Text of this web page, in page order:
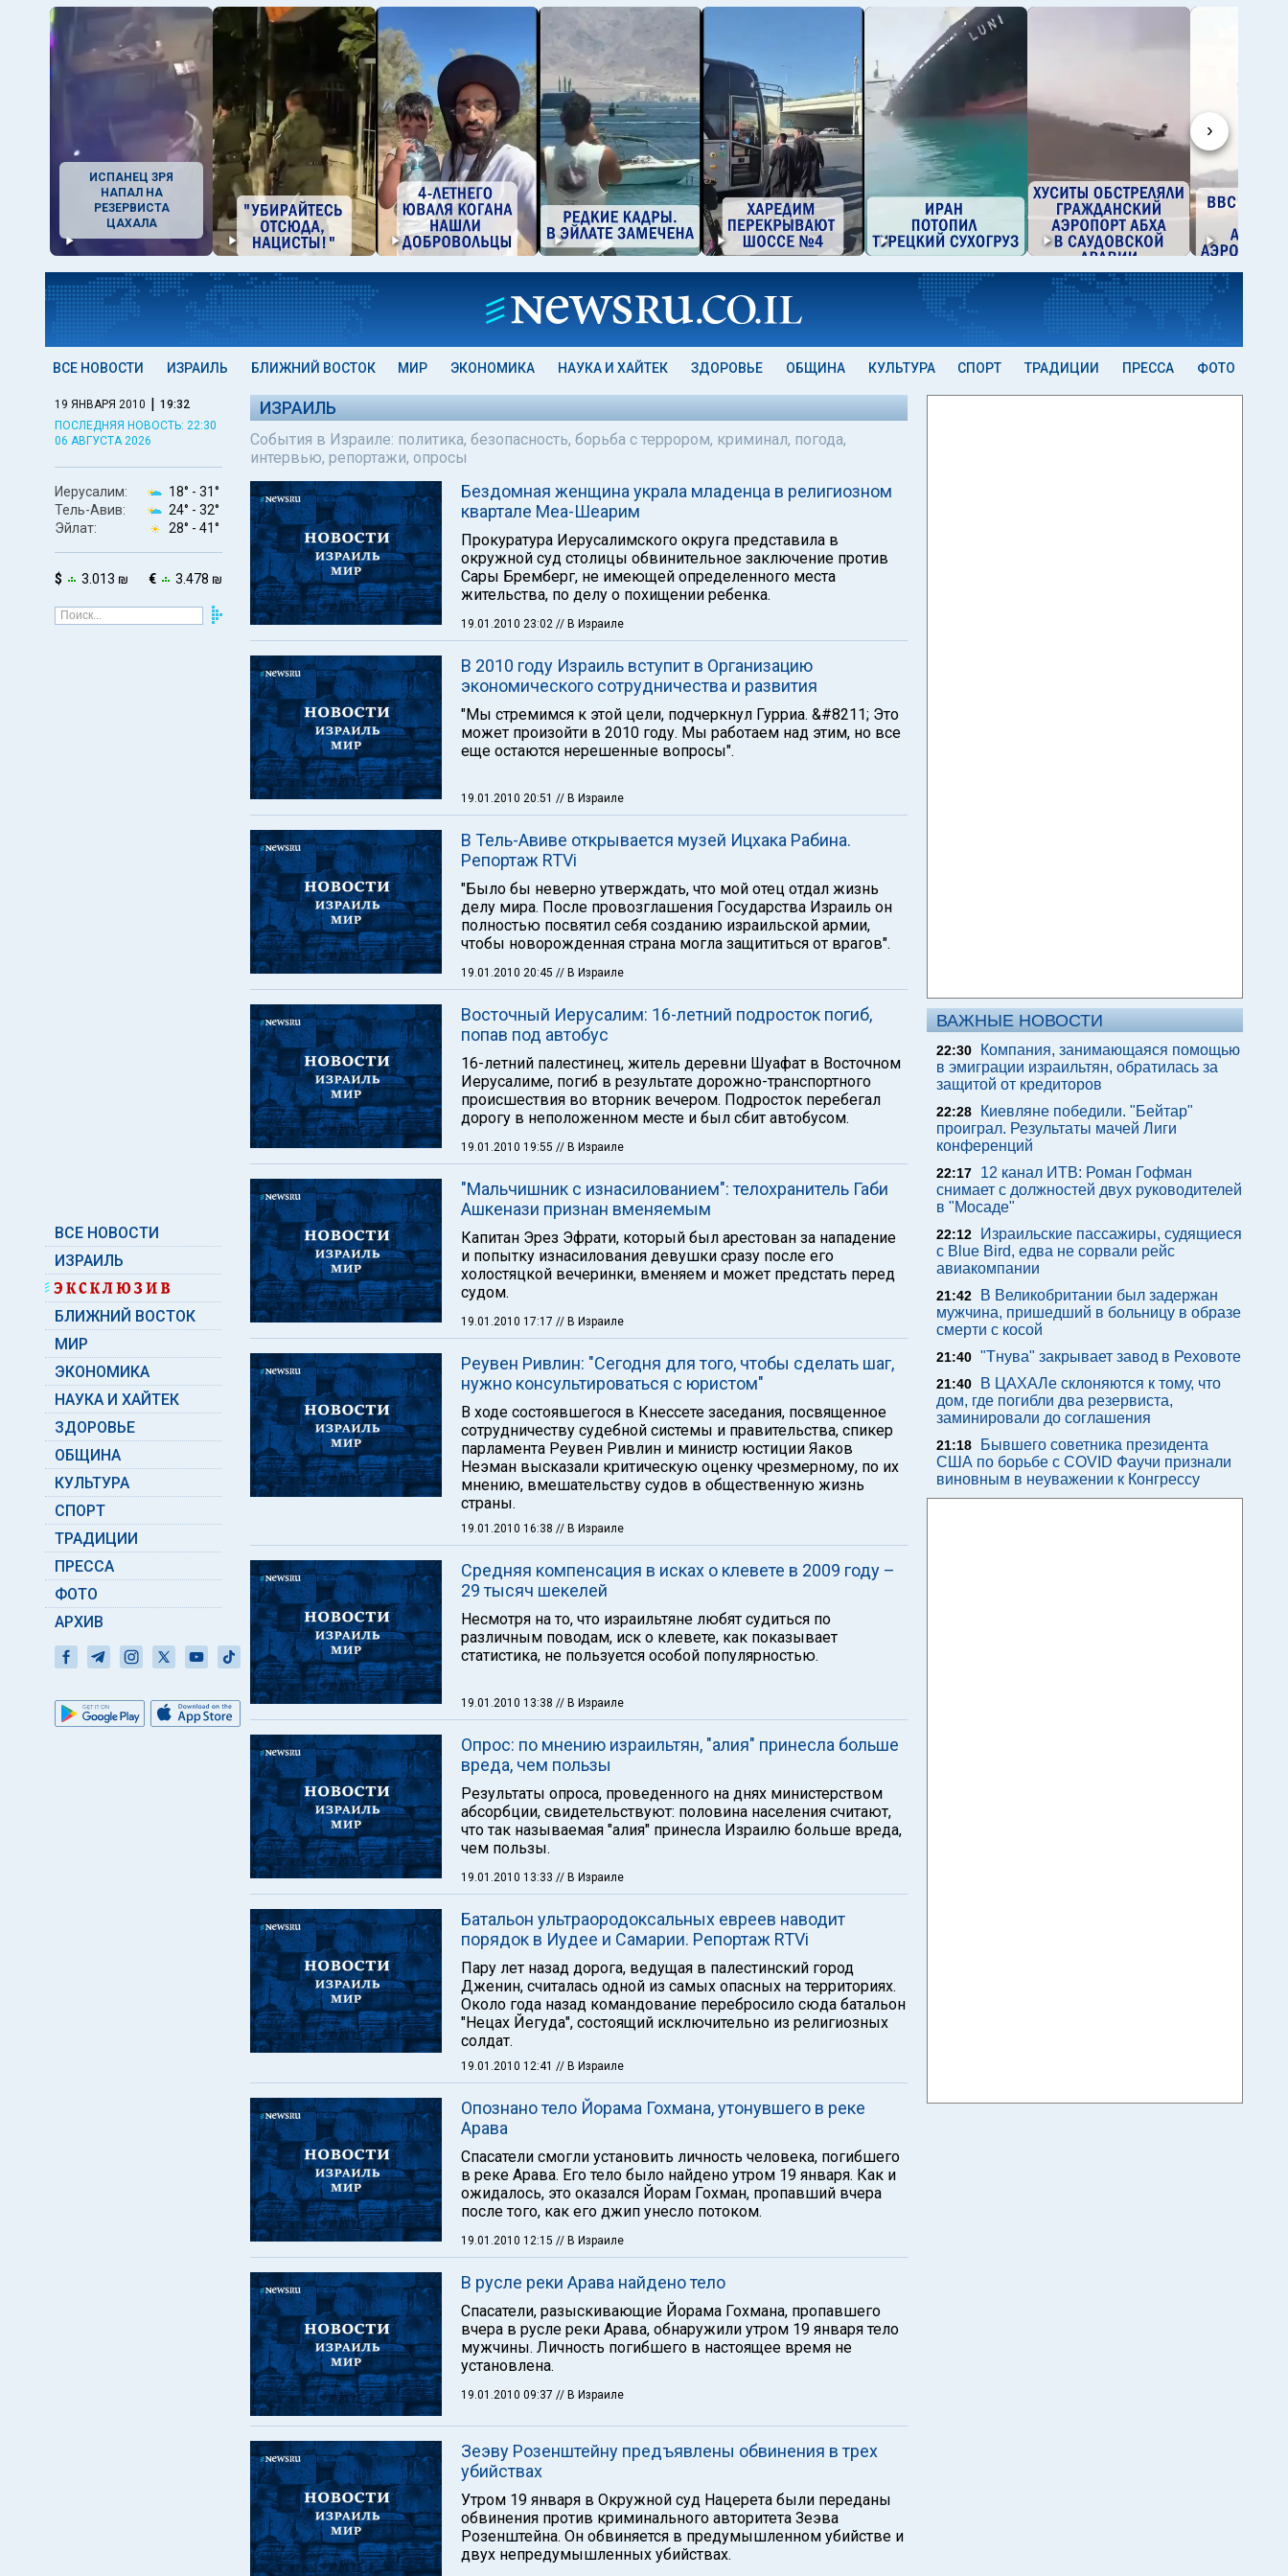
›
ИСПАНЕЦ ЗРЯ
НАПАЛ НА
РЕЗЕРВИСТА
ЦАХАЛА
ВСЕ НОВОСТИ ИЗРАИЛЬ БЛИЖНИЙ ВОСТОК МИР ЭКОНОМИКА НАУКА И ХАЙТЕК ЗДОРОВЬЕ ОБЩИНА КУЛЬТУРА СПОРТ ТРАДИЦИИ ПРЕССА ФОТО
19 ЯНВАРЯ 2010 | 19:32
ПОСЛЕДНЯЯ НОВОСТЬ: 22:30
06 АВГУСТА 2026
Иерусалим: 18° - 31°
Тель-Авив:
24° - 32°
Эйлат:
28° - 41°
$ 3.013 ₪ € 3.478 ₪
ВСЕ НОВОСТИ
ИЗРАИЛЬ
БЛИЖНИЙ ВОСТОК
МИР
ЭКОНОМИКА
НАУКА И ХАЙТЕК
ЗДОРОВЬЕ
ОБЩИНА
КУЛЬТУРА
СПОРТ
ТРАДИЦИИ
ПРЕССА
ФОТО
АРХИВ
ИЗРАИЛЬ
События в Израиле: политика, безопасность, борьба с террором, криминал, погода,
интервью, репортажи, опросы
Бездомная женщина украла младенца в религиозном
квартале Меа-Шеарим
Прокуратура Иерусалимского округа представила в
окружной суд столицы обвинительное заключение против
Сары Бремберг, не имеющей определенного места
жительства, по делу о похищении ребенка.
19.01.2010 23:02 // В Израиле
В 2010 году Израиль вступит в Организацию
экономического сотрудничества и развития
"Мы стремимся к этой цели, подчеркнул Гурриа. &#8211; Это
может произойти в 2010 году. Мы работаем над этим, но все
еще остаются нерешенные вопросы".
19.01.2010 20:51 // В Израиле
В Тель-Авиве открывается музей Ицхака Рабина.
Репортаж RTVi
"Было бы неверно утверждать, что мой отец отдал жизнь
делу мира. После провозглашения Государства Израиль он
полностью посвятил себя созданию израильской армии,
чтобы новорожденная страна могла защититься от врагов".
19.01.2010 20:45 // В Израиле
Восточный Иерусалим: 16-летний подросток погиб,
попав под автобус
16-летний палестинец, житель деревни Шуафат в Восточном
Иерусалиме, погиб в результате дорожно-транспортного
происшествия во вторник вечером. Подросток перебегал
дорогу в неположенном месте и был сбит автобусом.
19.01.2010 19:55 // В Израиле
"Мальчишник с изнасилованием": телохранитель Габи
Ашкенази признан вменяемым
Капитан Эрез Эфрати, который был арестован за нападение
и попытку изнасилования девушки сразу после его
холостяцкой вечеринки, вменяем и может предстать перед
судом.
19.01.2010 17:17 // В Израиле
Реувен Ривлин: "Сегодня для того, чтобы сделать шаг,
нужно консультироваться с юристом"
В ходе состоявшегося в Кнессете заседания, посвященное
сотрудничеству судебной системы и правительства, спикер
парламента Реувен Ривлин и министр юстиции Яаков
Неэман высказали критическую оценку чрезмерному, по их
мнению, вмешательству судов в общественную жизнь
страны.
19.01.2010 16:38 // В Израиле
Средняя компенсация в исках о клевете в 2009 году –
29 тысяч шекелей
Несмотря на то, что израильтяне любят судиться по
различным поводам, иск о клевете, как показывает
статистика, не пользуется особой популярностью.
19.01.2010 13:38 // В Израиле
Опрос: по мнению израильтян, "алия" принесла больше
вреда, чем пользы
Результаты опроса, проведенного на днях министерством
абсорбции, свидетельствуют: половина населения считают,
что так называемая "алия" принесла Израилю больше вреда,
чем пользы.
19.01.2010 13:33 // В Израиле
Батальон ультраородоксальных евреев наводит
порядок в Иудее и Самарии. Репортаж RTVi
Пару лет назад дорога, ведущая в палестинский город
Дженин, считалась одной из самых опасных на территориях.
Около года назад командование перебросило сюда батальон
"Нецах Йегуда", состоящий исключительно из религиозных
солдат.
19.01.2010 12:41 // В Израиле
Опознано тело Йорама Гохмана, утонувшего в реке
Арава
Спасатели смогли установить личность человека, погибшего
в реке Арава. Его тело было найдено утром 19 января. Как и
ожидалось, это оказался Йорам Гохман, пропавший вчера
после того, как его джип унесло потоком.
19.01.2010 12:15 // В Израиле
В русле реки Арава найдено тело
Спасатели, разыскивающие Йорама Гохмана, пропавшего
вчера в русле реки Арава, обнаружили утром 19 января тело
мужчины. Личность погибшего в настоящее время не
установлена.
19.01.2010 09:37 // В Израиле
Зеэву Розенштейну предъявлены обвинения в трех
убийствах
Утром 19 января в Окружной суд Нацерета были переданы
обвинения против криминального авторитета Зеэва
Розенштейна. Он обвиняется в предумышленном убийстве и
двух непредумышленных убийствах.
ВАЖНЫЕ НОВОСТИ
22:30
Компания, занимающаяся помощью
в эмиграции израильтян, обратилась за
защитой от кредиторов
22:28
Киевляне победили. "Бейтар"
проиграл. Результаты мачей Лиги
конференций
22:17
12 канал ИТВ: Роман Гофман
снимает с должностей двух руководителей
в "Мосаде"
22:12
Израильские пассажиры, судящиеся
с Blue Bird, едва не сорвали рейс
авиакомпании
21:42
В Великобритании был задержан
мужчина, пришедший в больницу в образе
смерти с косой
21:40 "Тнува" закрывает завод в Реховоте
21:40
В ЦАХАЛе склоняются к тому, что
дом, где погибли два резервиста,
заминировали до соглашения
21:18
Бывшего советника президента
США по борьбе с COVID Фаучи признали
виновным в неуважении к Конгрессу